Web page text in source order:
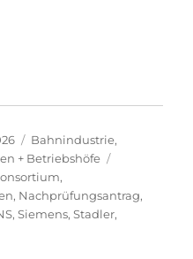
Kategorien
Bahnindustrie,
+ Betriebshöfe
,
, Nachprüfungsantrag,
,Siemens,Stadler,